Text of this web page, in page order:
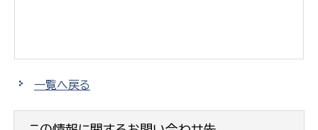
一覧へ戻る